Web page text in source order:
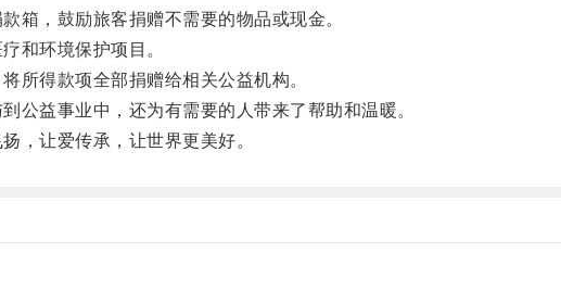
，鼓励旅客捐赠不需要的物品或现金。
和环境保护项目。
得款项全部捐赠给相关公益机构。
益事业中，还为有需要的人带来了帮助和温暖。
让爱传承，让世界更美好。